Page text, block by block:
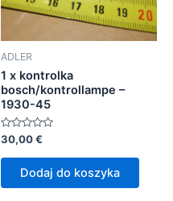
ADLER
1 x kontrolka
bosch/kontrollampe –
1930-45
Oceniono
0
na
30,00€
Dodaj do koszyka